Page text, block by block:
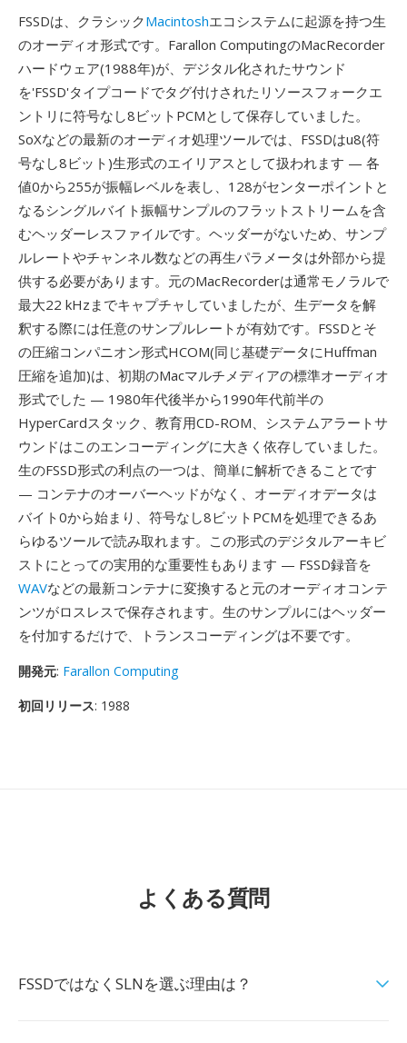
FSSDは、クラシックMacintoshエコシステムに起源を持つ生
のオーディオ形式です。Farallon ComputingのMacRecorder
ハードウェア(1988年)が、デジタル化されたサウンド
を'FSSD'タイプコードでタグ付けされたリソースフォークエ
ントリに符号なし8ビットPCMとして保存していました。
SoXなどの最新のオーディオ処理ツールでは、FSSDはu8(符
号なし8ビット)生形式のエイリアスとして扱われます — 各
値0から255が振幅レベルを表し、128がセンターポイントと
なるシングルバイト振幅サンプルのフラットストリームを含
むヘッダーレスファイルです。ヘッダーがないため、サンプ
ルレートやチャンネル数などの再生パラメータは外部から提
供する必要があります。元のMacRecorderは通常モノラルで
最大22 kHzまでキャプチャしていましたが、生データを解
釈する際には任意のサンプルレートが有効です。FSSDとそ
の圧縮コンパニオン形式HCOM(同じ基礎データにHuffman
圧縮を追加)は、初期のMacマルチメディアの標準オーディオ
形式でした — 1980年代後半から1990年代前半の
HyperCardスタック、教育用CD-ROM、システムアラートサ
ウンドはこのエンコーディングに大きく依存していました。
生のFSSD形式の利点の一つは、簡単に解析できることです
— コンテナのオーバーヘッドがなく、オーディオデータは
バイト0から始まり、符号なし8ビットPCMを処理できるあ
らゆるツールで読み取れます。この形式のデジタルアーキビ
ストにとっての実用的な重要性もあります — FSSD録音を
WAVなどの最新コンテナに変換すると元のオーディオコンテ
ンツがロスレスで保存されます。生のサンプルにはヘッダー
を付加するだけで、トランスコーディングは不要です。
開発元: Farallon Computing
初回リリース: 1988
よくある質問
FSSDではなくSLNを選ぶ理由は？